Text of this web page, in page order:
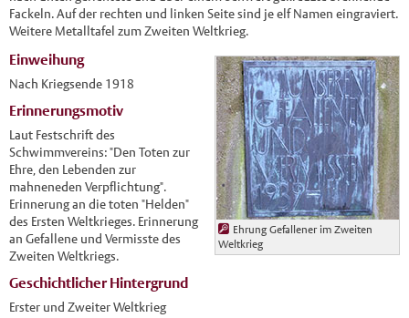
Fackeln. Auf der rechten und linken Seite sind je elf Namen eingraviert.
Weitere Metalltafel zum Zweiten Weltkrieg.
Ehrung Gefallener im Zweiten
Weltkrieg
Einweihung
Nach Kriegsende 1918
Erinnerungsmotiv
Laut Festschrift des
Schwimmvereins: "Den Toten zur
Ehre, den Lebenden zur
mahneneden Verpflichtung".
Erinnerung an die toten "Helden"
des Ersten Weltkrieges. Erinnerung
an Gefallene und Vermisste des
Zweiten Weltkriegs.
Geschichtlicher Hintergrund
Erster und Zweiter Weltkrieg